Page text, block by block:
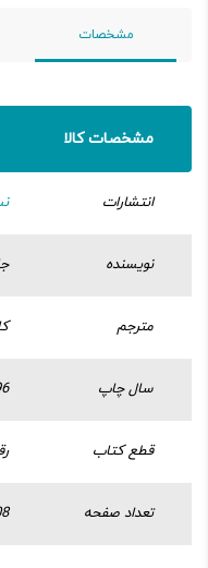
مشخصات
مشخصات کالا
انتشارات
نویسنده
مترجم
سال چاپ
قطع کتاب
تعداد صفحه